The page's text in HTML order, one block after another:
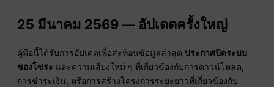
25 มีนาคม 2569 — อัปเดตครั้งใหญ่
คู่มือนี้ได้รับการอัปเดตเพื่อสะท้อนข้อมูลล่าสุด ประกาศปิดระบบ
ของโซระ และความเสี่ยงใหม่ ๆ ที่เกี่ยวข้องกับการดาวน์โหลด,
การชำระเงิน, หรือการสร้างโครงการระยะยาวที่เกี่ยวข้องกับ